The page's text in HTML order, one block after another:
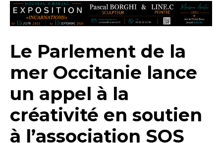
Le Parlement de la
mer Occitanie lance
un appel à la
créativité en soutien
à l’association SOS